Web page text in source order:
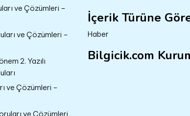
ve Çözümleri –
ve Çözümleri –
2. Yazılı
ve Çözümleri –
ve Çözümleri
İçerik Türüne
Haber
Bilgicik.com